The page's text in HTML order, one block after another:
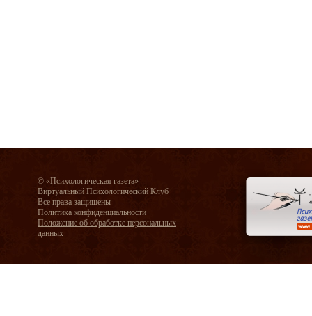
© «Психологическая газета»
Виртуальный Психологический Клуб
Все права защищены
Политика конфиденциальности
Положение об обработке персональных
данных